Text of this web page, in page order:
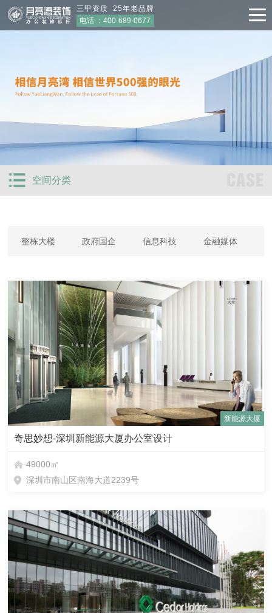
三甲资质 25年老品牌
电话 ：400-689-0677
空间分类
整栋大楼 政府国企 信息科技 金融媒体
新能源大厦
奇思妙想-深圳新能源大厦办公室设计
49000㎡
深圳市南山区南海大道2239号